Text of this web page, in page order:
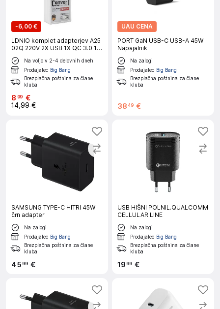
-6,00 €
LDNIO komplet adapterjev A25
02Q 220V 2X USB 1X QC 3.0 1X
2,4A + micro kabel
Na voljo v 2-4 delovnih dneh
Prodajalec Big Bang
Brezplačna poštnina za člane
kluba
8 99 €
14,99 €
UAU CENA
PORT GaN USB-C USB-A 45W
Napajalnik
Na zalogi
Prodajalec Big Bang
Brezplačna poštnina za člane
kluba
3849 €
SAMSUNG TYPE-C HITRI 45W
črn adapter
Na zalogi
Prodajalec Big Bang
Brezplačna poštnina za člane
kluba
4599 €
USB HIŠNI POLNIL.QUALCOMM
CELLULAR LINE
Na zalogi
Prodajalec Big Bang
Brezplačna poštnina za člane
kluba
1999 €